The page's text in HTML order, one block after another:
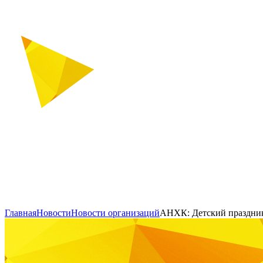
ГлавнаяНовостиНовости организацийАНХК: Детский